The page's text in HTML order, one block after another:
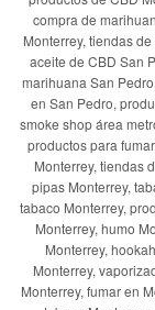
compra de
Monterrey, tiendas
aceite de CBD San
marihuana San
en San Pedro,
smoke shop área
productos para
Monterrey, tiendas
pipas Monterrey,
tabaco Monterrey,
Monterrey, humo
Monterrey,
Monterrey,
Monterrey, fumar en